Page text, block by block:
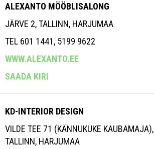
ALEXANTO MÖÖBLISALONG
JÄRVE 2, TALLINN, HARJUMAA
TEL 601 1441, 5199 9622
WWW.ALEXANTO.EE
SAADA KIRI
KD-INTERIOR DESIGN
VILDE TEE 71 (KÄNNUKUKE KAUBAMAJA),
TALLINN, HARJUMAA